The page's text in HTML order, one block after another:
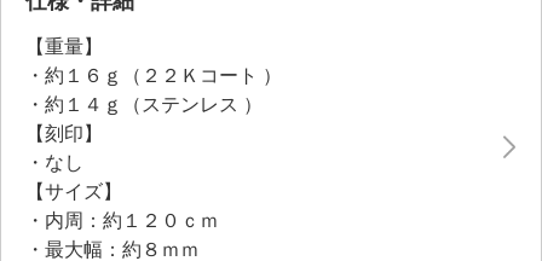
【重量】
・約１６ｇ（２２Ｋコート ）
・約１４ｇ（ステンレス ）
【刻印】
・なし
【サイズ】
・内周：約１２０ｃｍ
・最大幅：約８ｍｍ